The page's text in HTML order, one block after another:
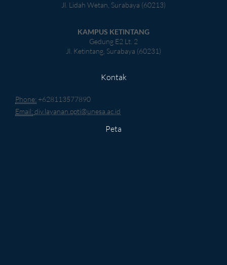
Jl. Lidah Wetan, Surabaya (60213)
KAMPUS KETINTANG
Gedung E2 Lt. 2
Jl. Ketintang, Surabaya (60231)
Kontak
Phone: +628113577890
Email: div.layanan.ppti@unesa.ac.id
Peta